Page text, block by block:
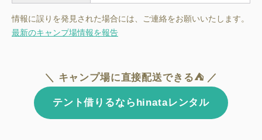
情報に誤りを発見された場合には、ご連絡をお願いいたします。
最新のキャンプ場情報を報告
＼ キャンプ場に直接配送できる⛺ ／
テント借りるならhinataレンタル